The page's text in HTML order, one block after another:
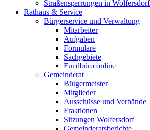
Straßensperrungen in Wolfersdorf
Rathaus & Service
Bürgerservice und Verwaltung
Mitarbeiter
Aufgaben
Formulare
Sachgebiete
Fundbüro online
Gemeinderat
Bürgermeister
Mitglieder
Ausschüsse und Verbände
Fraktionen
Sitzungen Wolfersdorf
Gemeinderatsberichte